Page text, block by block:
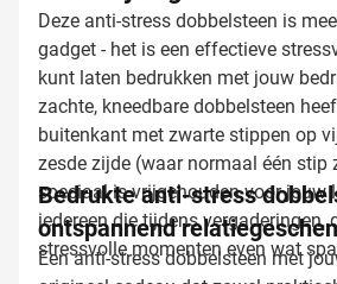
Deze anti-stress dobbelsteen is
gadget - het is een effectieve
kunt laten bedrukken met jouw
zachte, kneedbare dobbelsteen
buitenkant met zwarte stippen op
zesde zijde (waar normaal één stip
speciaal is vrijgehouden voor jouw
iedereen die tijdens vergaderingen,
stressvolle momenten even wat
Bedrukte anti-stress
ontspannend
Een anti-stress dobbelsteen met